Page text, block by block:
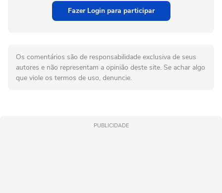
Fazer Login para participar
Os comentários são de responsabilidade exclusiva de seus
autores e não representam a opinião deste site. Se achar algo
que viole os termos de uso, denuncie.
PUBLICIDADE